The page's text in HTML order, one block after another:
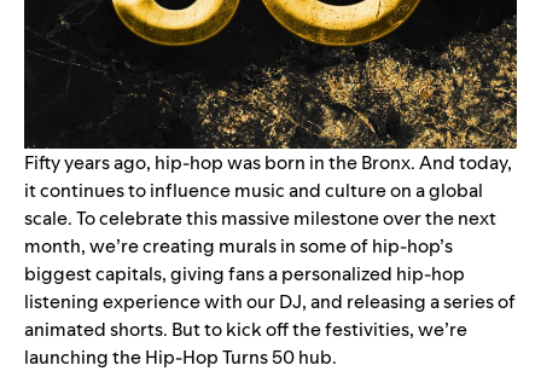
Fifty years ago, hip-hop was born in the Bronx. And today,
it continues to influence music and culture on a global
scale. To celebrate this massive milestone over the next
month, we’re creating murals in some of hip-hop’s
biggest capitals, giving fans a personalized hip-hop
listening experience with ourDJ, and releasing a series of
animated shorts. But to kick off the festivities, we’re
launching theHip-Hop Turns 50hub.